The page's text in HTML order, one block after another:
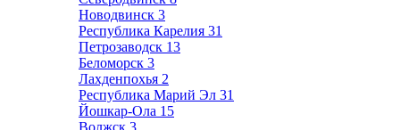
Новодвинск 3
Республика Карелия 31
Петрозаводск 13
Беломорск 3
Лахденпохья 2
Республика Марий Эл 31
Йошкар-Ола 15
Волжск 3